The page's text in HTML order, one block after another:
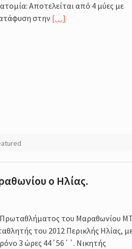
Αποτελείται από 4 μύες με
στην […]
ο Ηλίας.
του Μαραθωνίου
του 2012 Περικλής Ηλίας,
3 ώρες 44΄56΄΄. Νικητής